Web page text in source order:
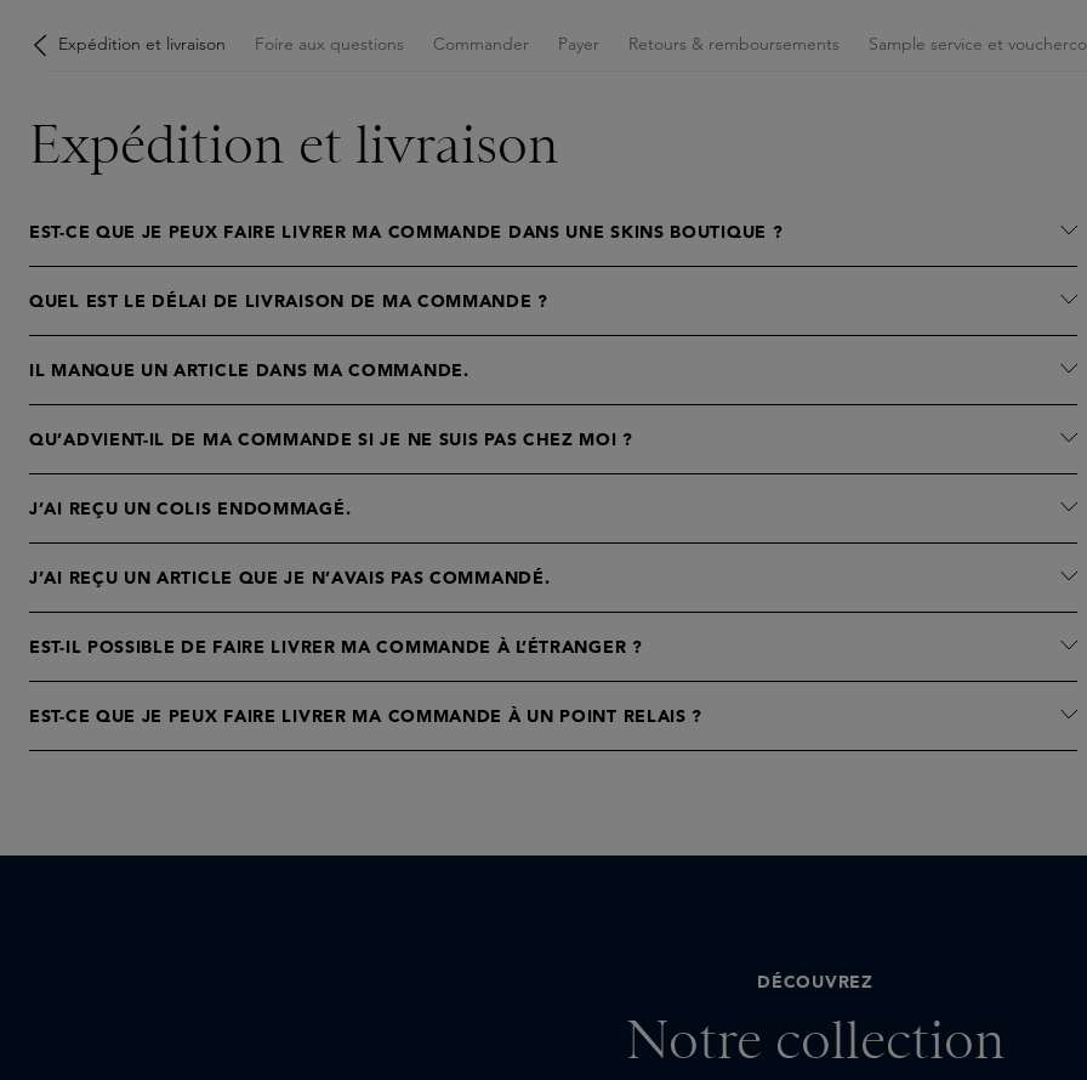
Expédition et livraison Foire aux questions Commander Payer Retours & remboursements Sample service et
Expédition et livraison
EST-CE QUE JE PEUX FAIRE LIVRER MA COMMANDE DANS UNE SKINS BOUTIQUE ?
QUEL EST LE DÉLAI DE LIVRAISON DE MA COMMANDE ?
IL MANQUE UN ARTICLE DANS MA COMMANDE.
QU’ADVIENT-IL DE MA COMMANDE SI JE NE SUIS PAS CHEZ MOI ?
J’AI REÇU UN COLIS ENDOMMAGÉ.
J’AI REÇU UN ARTICLE QUE JE N’AVAIS PAS COMMANDÉ.
EST-IL POSSIBLE DE FAIRE LIVRER MA COMMANDE À L’ÉTRANGER ?
EST-CE QUE JE PEUX FAIRE LIVRER MA COMMANDE À UN POINT RELAIS ?
DÉCOUVREZ
Notre collection